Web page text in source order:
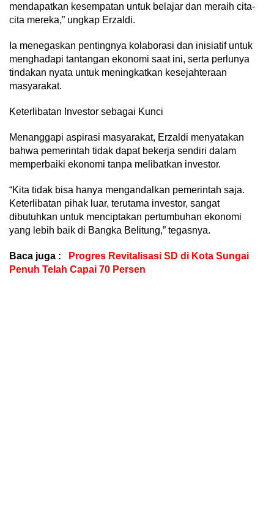
mendapatkan kesempatan untuk belajar dan meraih cita-
cita mereka,” ungkap Erzaldi.
Ia menegaskan pentingnya kolaborasi dan inisiatif untuk
menghadapi tantangan ekonomi saat ini, serta perlunya
tindakan nyata untuk meningkatkan kesejahteraan
masyarakat.
Keterlibatan Investor sebagai Kunci
Menanggapi aspirasi masyarakat, Erzaldi menyatakan
bahwa pemerintah tidak dapat bekerja sendiri dalam
memperbaiki ekonomi tanpa melibatkan investor.
“Kita tidak bisa hanya mengandalkan pemerintah saja.
Keterlibatan pihak luar, terutama investor, sangat
dibutuhkan untuk menciptakan pertumbuhan ekonomi
yang lebih baik di Bangka Belitung,” tegasnya.
Baca juga :
Progres Revitalisasi SD di Kota Sungai
Penuh Telah Capai 70 Persen